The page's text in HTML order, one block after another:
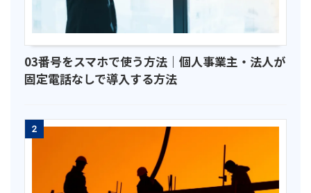
03番号をスマホで使う方法｜個人事業主・法人が
固定電話なしで導入する方法
2